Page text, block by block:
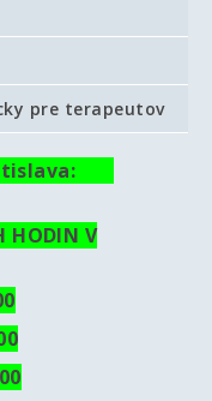
pre terapeutov
HODIN V